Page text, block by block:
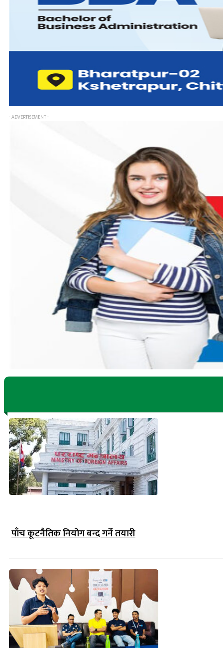
- ADVERTISEMENT -
पाँच कूटनैतिक नियोग बन्द गर्ने तयारी